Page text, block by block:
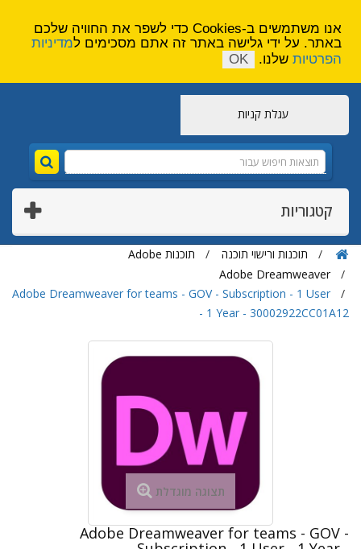
עגלת קניות
קטגוריות
תוכנות ורישוי תוכנה
תוכנות Adobe
Adobe Dreamweaver
Adobe Dreamweaver for teams - GOV - Subscription - 1 User
- 1 Year - 30002922CC01A12
תצוגה מוגדלת
Adobe Dreamweaver for teams - GOV -
אנו משתמשים ב-Cookies כדי לשפר את החוויה שלכם
באתר. על ידי גלישה באתר זה אתם מסכימים למדיניות
הפרטיות שלנו. OK